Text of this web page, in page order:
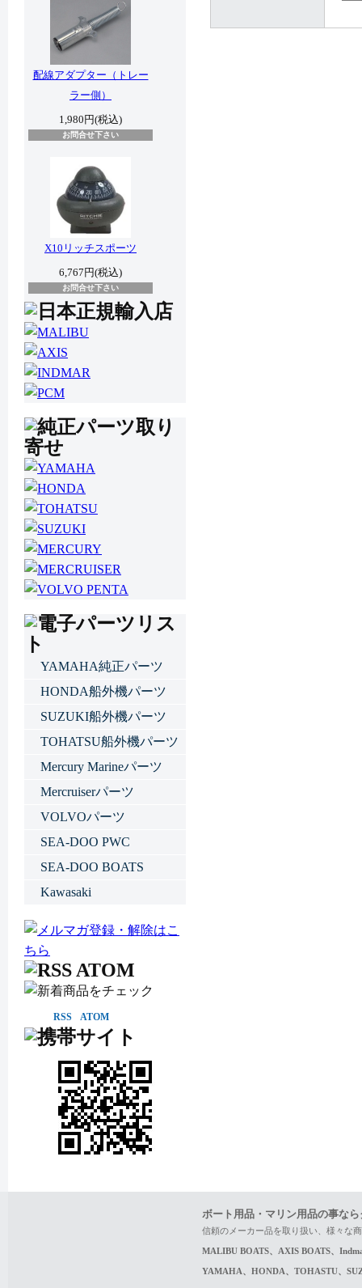
配線アダプター（トレー
ラー側）
1,980円(税込)
お問合せ下さい
X10リッチスポーツ
6,767円(税込)
お問合せ下さい
YAMAHA純正パーツ
HONDA船外機パーツ
SUZUKI船外機パーツ
TOHATSU船外機パーツ
Mercury Marineパーツ
Mercruiserパーツ
VOLVOパーツ
SEA-DOO PWC
SEA-DOO BOATS
Kawasaki
RSS ATOM
ボート用品・マリン用品の事な
信頼のメーカー品を取り扱い、様々な
MALIBU BOATS、AXIS BOATS、
YAMAHA、HONDA、TOHASTU、